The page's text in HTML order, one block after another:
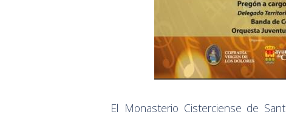
El Monasterio Cisterciense de